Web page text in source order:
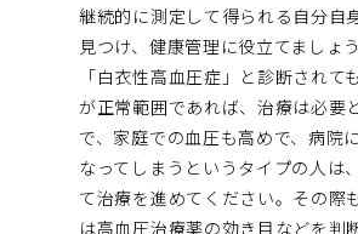
継続的に測定して得られる自分自
見つけ、健康管理に役立てましょう
「白衣性高血圧症」と診断されて
が正常範囲であれば、治療は必要
で、家庭での血圧も高めで、病院
なってしまうというタイプの人は
て治療を進めてください。その際
は高血圧治療薬の効き目などを判